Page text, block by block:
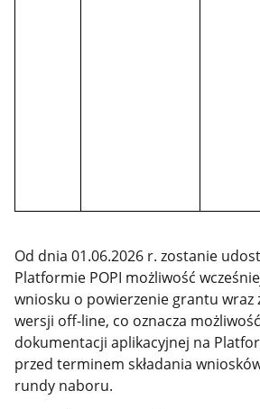
Od dnia 01.06.2026 r. zostanie
Platformie POPI możliwość
wniosku o powierzenie grantu wraz
wersji off-line, co oznacza
dokumentacji aplikacyjnej na
przed terminem składania
rundy naboru.